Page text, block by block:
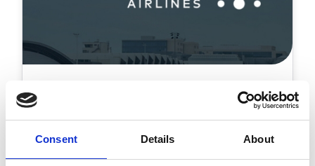
Consent Details About
Kreditorenbuchhaltung
über eine einheitliche
Plattform